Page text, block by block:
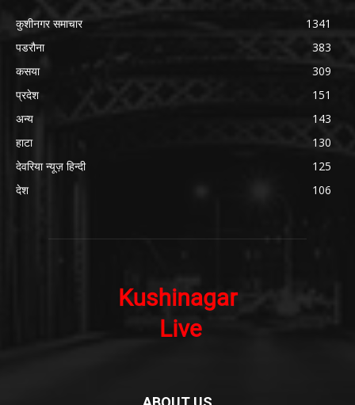
कुशीनगर समाचार
1341
पडरौना
383
कसया
309
प्रदेश
151
अन्य
143
हाटा
130
देवरिया न्यूज़ हिन्दी
125
देश
106